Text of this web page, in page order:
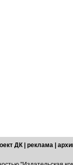
ДК реклама